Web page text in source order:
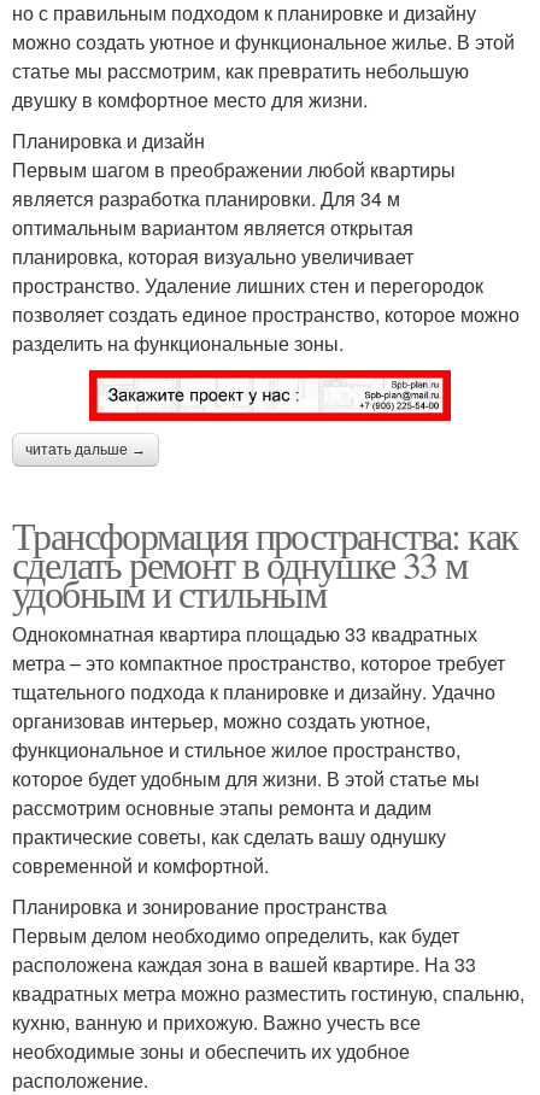
но с правильным подходом к планировке и дизайну
можно создать уютное и функциональное жилье. В этой
статье мы рассмотрим, как превратить небольшую
двушку в комфортное место для жизни.
Планировка и дизайн
Первым шагом в преображении любой квартиры
является разработка планировки. Для 34 м
оптимальным вариантом является открытая
планировка, которая визуально увеличивает
пространство. Удаление лишних стен и перегородок
позволяет создать единое пространство, которое можно
разделить на функциональные зоны.
читать дальше →
Трансформация пространства: как
сделать ремонт в однушке 33 м
удобным и стильным
Однокомнатная квартира площадью 33 квадратных
метра – это компактное пространство, которое требует
тщательного подхода к планировке и дизайну. Удачно
организовав интерьер, можно создать уютное,
функциональное и стильное жилое пространство,
которое будет удобным для жизни. В этой статье мы
рассмотрим основные этапы ремонта и дадим
практические советы, как сделать вашу однушку
современной и комфортной.
Планировка и зонирование пространства
Первым делом необходимо определить, как будет
расположена каждая зона в вашей квартире. На 33
квадратных метра можно разместить гостиную, спальню,
кухню, ванную и прихожую. Важно учесть все
необходимые зоны и обеспечить их удобное
расположение.